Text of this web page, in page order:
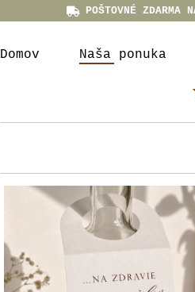
POŠTOVNÉ ZDARMA
Domov Naša ponuka